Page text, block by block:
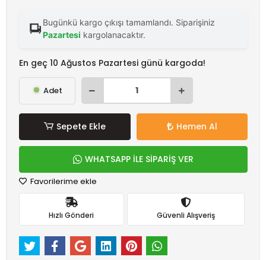
Bugünkü kargo çıkışı tamamlandı. Siparişiniz
Pazartesi kargolanacaktır.
En geç 10 Ağustos Pazartesi günü kargoda!
Adet
Sepete Ekle Hemen Al
WHATSAPP İLE SİPARİŞ VER
Favorilerime ekle
Hızlı Gönderi Güvenli Alışveriş